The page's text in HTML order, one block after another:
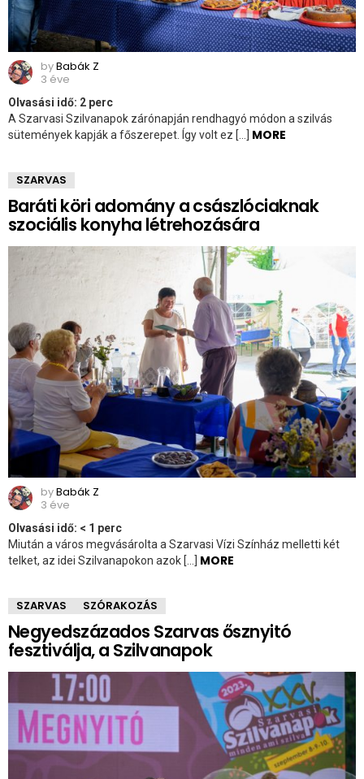
byBabák Z
3 éve
Olvasási idő: 2 perc
A Szarvasi Szilvanapok zárónapján rendhagyó módon a szilvás
sütemények kapják a főszerepet. Így volt ez […] MORE
SZARVAS
Baráti köri adomány a császlóciaknak
szociális konyha létrehozására
byBabák Z
3 éve
Olvasási idő: < 1 perc
Miután a város megvásárolta a Szarvasi Vízi Színház melletti két
telket, az idei Szilvanapokon azok […] MORE
SZARVAS SZÓRAKOZÁS
Negyedszázados Szarvas ősznyitó
fesztiválja, a Szilvanapok